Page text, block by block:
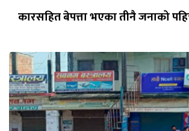
कारसहित बेपत्ता भएका तीनै जनाको